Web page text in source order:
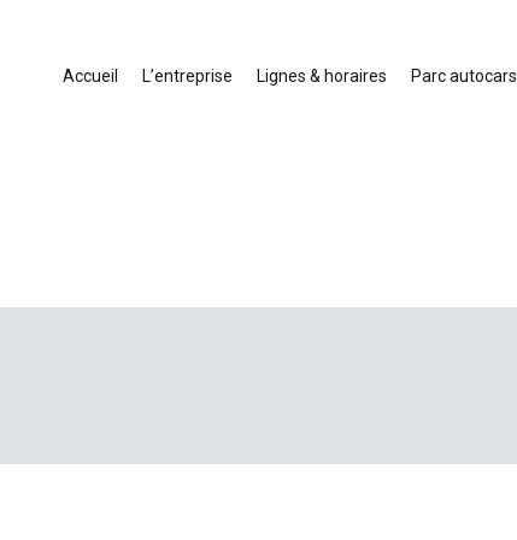
en Drôme-Ardèche-Rhône-Loire-Isère
touristique France et Europe
Accueil L’entreprise Lignes & horaires Parc autocars